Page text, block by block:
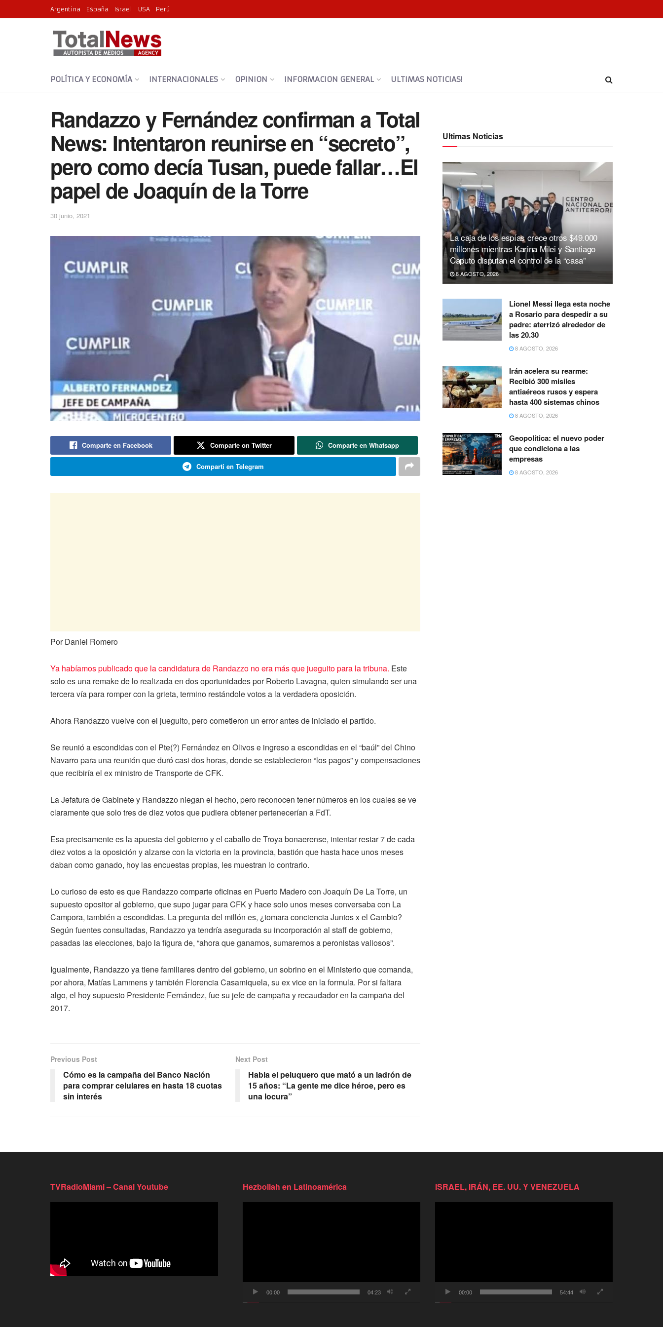
Argentina España Israel USA Perú
POLÍTICA Y ECONOMÍA INTERNACIONALES OPINION INFORMACION GENERAL ULTIMAS NOTICIAS!
Randazzo y Fernández confirman a Total
News: Intentaron reunirse en “secreto”,
pero como decía Tusan, puede fallar…El
papel de Joaquín de la Torre
30 junio, 2021
Comparte en Facebook Comparte on Twitter Comparte en Whatsapp
Comparti en Telegram
Por Daniel Romero
Ya habíamos publicado que la candidatura de Randazzo no era más que jueguito para la tribuna. Este
solo es una remake de lo realizada en dos oportunidades por Roberto Lavagna, quien simulando ser una
tercera vía para romper con la grieta, termino restándole votos a la verdadera oposición.
Ahora Randazzo vuelve con el jueguito, pero cometieron un error antes de iniciado el partido.
Se reunió a escondidas con el Pte(?) Fernández en Olivos e ingreso a escondidas en el “baúl” del Chino
Navarro para una reunión que duró casi dos horas, donde se establecieron “los pagos” y compensaciones
que recibiría el ex ministro de Transporte de CFK.
La Jefatura de Gabinete y Randazzo niegan el hecho, pero reconocen tener números en los cuales se ve
claramente que solo tres de diez votos que pudiera obtener pertenecerían a FdT.
Esa precisamente es la apuesta del gobierno y el caballo de Troya bonaerense, intentar restar 7 de cada
diez votos a la oposición y alzarse con la victoria en la provincia, bastión que hasta hace unos meses
daban como ganado, hoy las encuestas propias, les muestran lo contrario.
Lo curioso de esto es que Randazzo comparte oficinas en Puerto Madero con Joaquín De La Torre, un
supuesto opositor al gobierno, que supo jugar para CFK y hace solo unos meses conversaba con La
Campora, también a escondidas. La pregunta del millón es, ¿tomara conciencia Juntos x el Cambio?
Según fuentes consultadas, Randazzo ya tendría asegurada su incorporación al staff de gobierno,
pasadas las elecciones, bajo la figura de, “ahora que ganamos, sumaremos a peronistas valiosos”.
Igualmente, Randazzo ya tiene familiares dentro del gobierno, un sobrino en el Ministerio que comanda,
por ahora, Matías Lammens y también Florencia Casamiquela, su ex vice en la formula. Por si faltara
algo, el hoy supuesto Presidente Fernández, fue su jefe de campaña y recaudador en la campaña del
2017.
Previous Post
Cómo es la campaña del Banco Nación
para comprar celulares en hasta 18 cuotas
sin interés
Next Post
Habla el peluquero que mató a un ladrón de
15 años: “La gente me dice héroe, pero es
una locura”
Ultimas Noticias
La caja de los espías crece otros $49.000
millones mientras Karina Milei y Santiago
Caputo disputan el control de la “casa”
8 AGOSTO, 2026
Lionel Messi llega esta noche
a Rosario para despedir a su
padre: aterrizó alrededor de
las 20.30
8 AGOSTO, 2026
Irán acelera su rearme:
Recibió 300 misiles
antiaéreos rusos y espera
hasta 400 sistemas chinos
8 AGOSTO, 2026
Geopolítica: el nuevo poder
que condiciona a las
empresas
8 AGOSTO, 2026
TVRadioMiami – Canal Youtube Hezbollah en Latinoamérica
00:00 04:23
ISRAEL, IRÁN, EE. UU. Y VENEZUELA
00:00 54:44